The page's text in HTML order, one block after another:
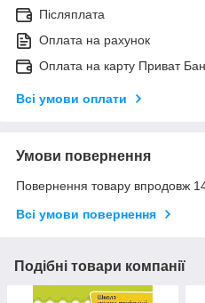
Післяплата
Оплата на рахунок
Оплата на карту Приват
Всі умови оплати
Умови повернення
Повернення товару впродовж
Всі умови повернення
Подібні товари компанії